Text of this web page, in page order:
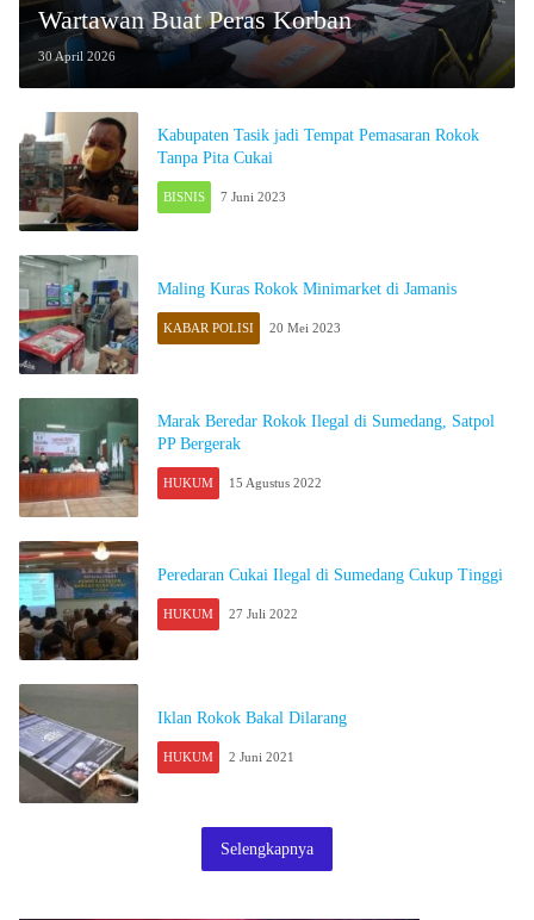
Wartawan Buat Peras Korban
30 April 2026
Kabupaten Tasik jadi Tempat Pemasaran Rokok
Tanpa Pita Cukai
BISNIS 7 Juni 2023
Maling Kuras Rokok Minimarket di Jamanis
KABAR POLISI 20 Mei 2023
Marak Beredar Rokok Ilegal di Sumedang, Satpol
PP Bergerak
HUKUM 15 Agustus 2022
Peredaran Cukai Ilegal di Sumedang Cukup Tinggi
HUKUM 27 Juli 2022
Iklan Rokok Bakal Dilarang
HUKUM 2 Juni 2021
Selengkapnya